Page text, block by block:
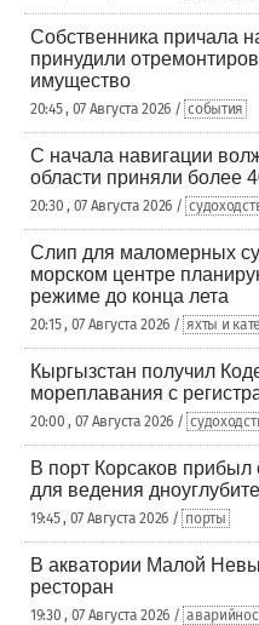
Собственника причала
принудили
имущество
20:45 , 07 Августа 2026 / события
С начала навигации
области приняли более
20:30 , 07 Августа 2026 /
Слип для маломерных
морском центре
режиме до конца лета
20:15 , 07 Августа 2026 / яхты и
Кыргызстан получил
мореплавания с
20:00 , 07 Августа 2026 /
В порт Корсаков
для ведения
19:45 , 07 Августа 2026 / порты
В акватории Малой Невы
ресторан
19:30 , 07 Августа 2026 /